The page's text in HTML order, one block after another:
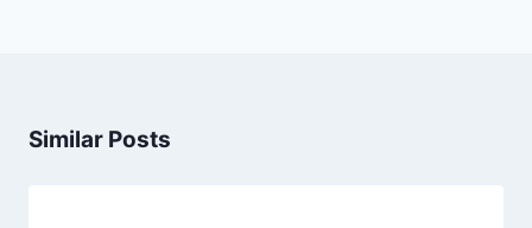
Similar Posts